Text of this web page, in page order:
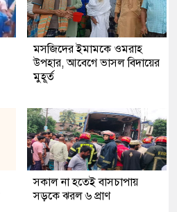
মসজিদের ইমামকে ওমরাহ
উপহার, আবেগে ভাসল বিদায়ের
মুহূর্ত
সকাল না হতেই বাসচাপায়
সড়কে ঝরল ৬ প্রাণ